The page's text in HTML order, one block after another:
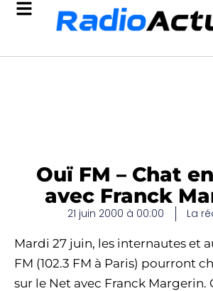
Ouï FM – Chat
avec Franck
21 juin 2000 à 00:00 La
Mardi 27 juin, les internautes et
FM (102.3 FM à Paris) pourront
sur le Net avec Franck Margerin.